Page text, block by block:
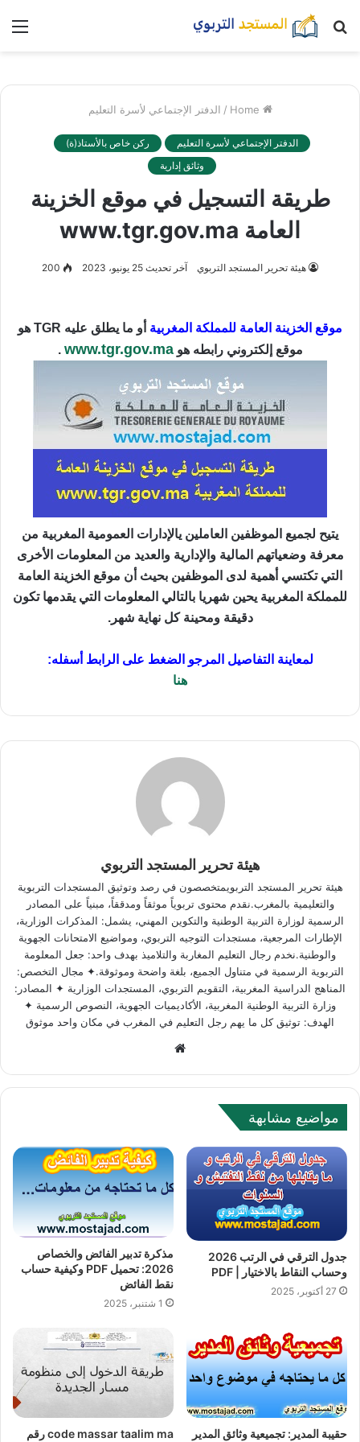
بحث
/ الدفتر الإجتماعي لأسرة التعليم
الدفتر الإجتماعي لأسرة التعليم
ركن خاص بالأستاذ(ة)
وثائق إدارية
طريقة التسجيل في موقع الخزينة
العامة www.tgr.gov.ma
هيئة تحرير المستجد التربوي آخر تحديث 25 يونيو، 2023 200
موقع الخزينة العامة للمملكة المغربية
أو ما يطلق عليه TGR هو
موقع إلكتروني رابطه هوwww.tgr.gov.ma
.
يتيح لجميع الموظفين العاملين يالإدارات العمومية المغربية من
معرفة وضعياتهم المالية والإدارية والعديد من المعلومات الأخرى
التي تكتسي أهمية لدى الموظفين بحيث أن موقع الخزينة العامة
للمملكة المغربية يحين شهريا بالتالي المعلومات التي يقدمها تكون
دقيقة ومحينة كل نهاية شهر.
لمعاينة التفاصيل المرجو الضغط على الرابط أسفله:
هنا
هيئة تحرير المستجد التربوي
هيئة تحرير المستجد التربويمتخصصون في رصد وتوثيق المستجدات التربوية
والتعليمية بالمغرب.نقدم محتوى تربوياً موثقاً ومدققاً، مبنياً على المصادر
الرسمية لوزارة التربية الوطنية والتكوين المهني، يشمل: المذكرات الوزارية،
الإطارات المرجعية، مستجدات التوجيه التربوي، ومواضيع الامتحانات الجهوية
والوطنية.نخدم رجال التعليم المغاربة والتلاميذ بهدف واحد: جعل المعلومة
التربوية الرسمية في متناول الجميع، بلغة واضحة وموثوقة.✦ مجال التخصص:
المناهج الدراسية المغربية، التقويم التربوي، المستجدات الوزارية ✦ المصادر:
وزارة التربية الوطنية المغربية، الأكاديميات الجهوية، النصوص الرسمية ✦
الهدف: توثيق كل ما يهم رجل التعليم في المغرب في مكان واحد موثوق
b
مواضيع مشابهة
جدول الترقي في الرتب 2026
وحساب النقاط بالاختيار | PDF
27 أكتوبر، 2025
مذكرة تدبير الفائض والخصاص
2026: تحميل PDF وكيفية حساب
نقط الفائض
1 شتنبر، 2025
حقيبة المدير: تجميعية وثائق المدير code massar taalim ma رقم